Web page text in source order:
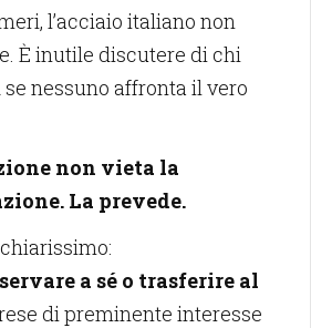
l’acciaio italiano non
È inutile discutere di chi
se nessuno affronta il vero
non vieta la
La prevede.
a sé o trasferire al
di preminente interesse